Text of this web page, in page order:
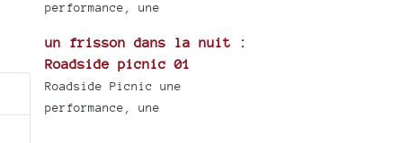
performance, une
un frisson dans la nuit :
Roadside picnic 01
Roadside Picnic une
performance, une